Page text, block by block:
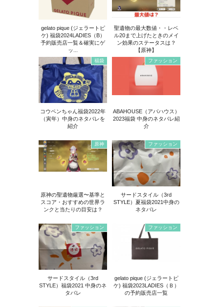
gelato pique (ジェラートピ
ケ) 福袋2024LADIES（B）
予約販売店一覧＆確実にゲ
ッ...
聖遺物の最大数値・・レベ
ル20まで上げたときのメイ
ン効果のステータスは？
【原神】
福袋
コウペンちゃん福袋2022年
（寅年）中身のネタバレを
紹介
ファッション
ABAHOUSE（アバハウス）
2023福袋 中身のネタバレ紹
介
原神
原神の聖遺物厳選〜基準と
スコア・おすすめの世界ラ
ンクと当たりの目安は？
ファッション
サードスタイル（3rd
STYLE）夏福袋2021中身の
ネタバレ
ファッション
サードスタイル（3rd
STYLE）福袋2021 中身のネ
タバレ
ファッション
gelato pique (ジェラートピ
ケ) 福袋2023LADIES（Ｂ）
の予約販売店一覧